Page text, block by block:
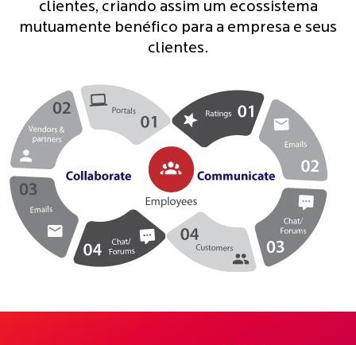
clientes, criando assim um ecossistema
mutuamente benéfico para a empresa e seus
clientes.